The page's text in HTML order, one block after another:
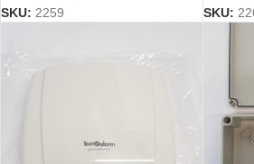
SKU: 2259 SKU: